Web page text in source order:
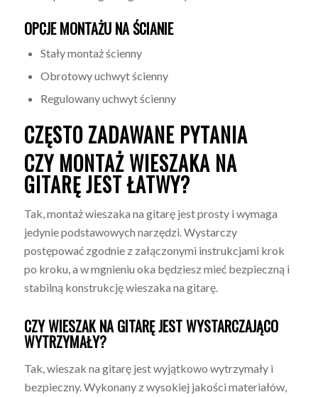
OPCJE MONTAŻU NA ŚCIANIE
Stały montaż ścienny
Obrotowy uchwyt ścienny
Regulowany uchwyt ścienny
CZĘSTO ZADAWANE PYTANIA
CZY MONTAŻ WIESZAKA NA
GITARĘ JEST ŁATWY?
Tak, montaż wieszaka na gitarę jest prosty i wymaga
jedynie podstawowych narzędzi. Wystarczy
postępować zgodnie z załączonymi instrukcjami krok
po kroku, a w mgnieniu oka będziesz mieć bezpieczną i
stabilną konstrukcję wieszaka na gitarę.
CZY WIESZAK NA GITARĘ JEST WYSTARCZAJĄCO
WYTRZYMAŁY?
Tak, wieszak na gitarę jest wyjątkowo wytrzymały i
bezpieczny. Wykonany z wysokiej jakości materiałów,